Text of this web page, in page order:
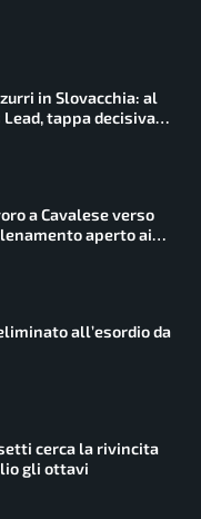
in Slovacchia: al
Lead, tappa decisiva
a Cavalese verso
aperto ai
all’esordio da
cerca la rivincita
gli ottavi